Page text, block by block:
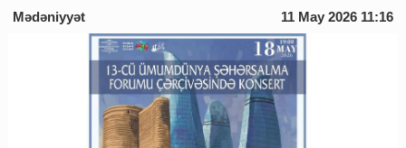
Mədəniyyət 11 May 2026 11:16